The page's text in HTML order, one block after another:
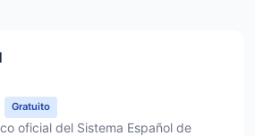
Gratuito
oficial del Sistema Español de